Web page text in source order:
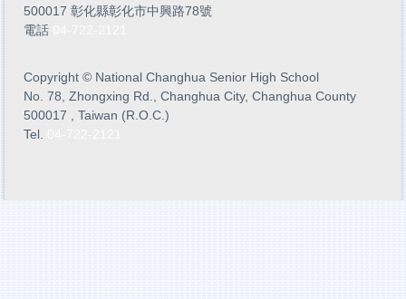
500017 彰化縣彰化市中興路78號
電話
Copyright © National Changhua Senior High School
No. 78, Zhongxing Rd., Changhua City, Changhua County
500017 , Taiwan (R.O.C.)
Tel.